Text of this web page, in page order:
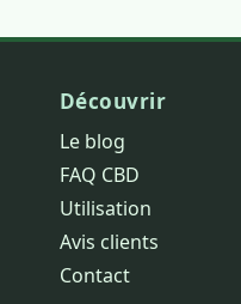
Découvrir
Le blog
FAQ CBD
Utilisation
Avis clients
Contact